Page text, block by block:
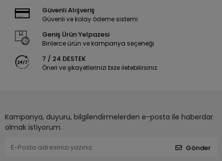
Güvenli Alışveriş
Güvenli ve kolay ödeme sistemi
Geniş Ürün Yelpazesi
Binlerce ürün ve kampanya seçeneği
7 / 24 DESTEK
Öneri ve şikayetlerinizi bize iletebilirsiniz.
Kampanya, duyuru, bilgilendirmelerden e-posta ile haberdar
olmak istiyorum.
Gönder